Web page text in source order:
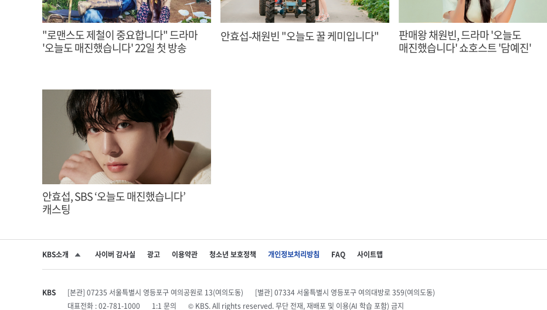
"로맨스도 제철이 중요합니다" 드라마
'오늘도 매진했습니다' 22일 첫 방송
안효섭-채원빈 "오늘도 꿀 케미입니다"
판매왕 채원빈, 드라마 '오늘도
매진했습니다' 쇼호스트 '담예진'
안효섭, SBS ‘오늘도 매진했습니다’
캐스팅
KBS소개 사이버 감사실 광고 이용약관 청소년 보호정책 개인정보처리방침 FAQ 사이트맵
KBS [본관] 07235 서울특별시 영등포구 여의공원로 13(여의도동)
[별관] 07334 서울특별시 영등포구 여의대방로 359(여의도동)
대표전화 : 02-781-1000
1:1 문의 © KBS. All rights reserved. 무단 전재, 재배포 및 이용(AI 학습 포함) 금지